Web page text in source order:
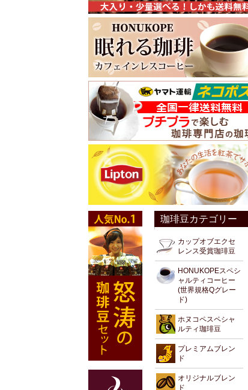
珈琲豆カテゴリー
カップオブエクセ
レンス受賞珈琲豆
HONUKOPEスペシ
ャルティコーヒー
(世界規格Qグレー
ド)
ホヌコペスペシャ
ルティ珈琲豆
プレミアムブレン
ド
オリジナルブレン
ド